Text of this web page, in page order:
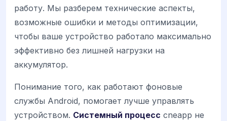
работу. Мы разберем технические аспекты,
возможные ошибки и методы оптимизации,
чтобы ваше устройство работало максимально
эффективно без лишней нагрузки на
аккумулятор.
Понимание того, как работают фоновые
службы Android, помогает лучше управлять
устройством. Системный процесс cneapp не